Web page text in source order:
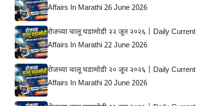
Affairs In Marathi 26 June 2026
रोजच्या चालू घडामोडी २२ जून २०२६ | Daily Current
Affairs In Marathi 22 June 2026
रोजच्या चालू घडामोडी २० जून २०२६ | Daily Current
Affairs In Marathi 20 June 2026